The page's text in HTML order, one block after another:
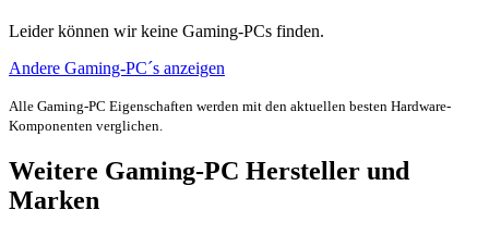
Leider können wir keine Gaming-PCs finden.
Andere Gaming-PC´s anzeigen
Alle Gaming-PC Eigenschaften werden mit den aktuellen besten Hardware-
Komponenten verglichen.
Weitere Gaming-PC Hersteller und
Marken